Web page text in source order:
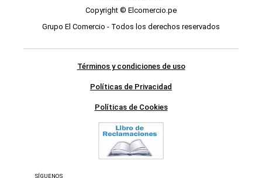
Copyright © Elcomercio.pe
Grupo El Comercio - Todos los derechos reservados
Términos y condiciones de uso
Políticas de Privacidad
Políticas de Cookies
SÍGUENOS